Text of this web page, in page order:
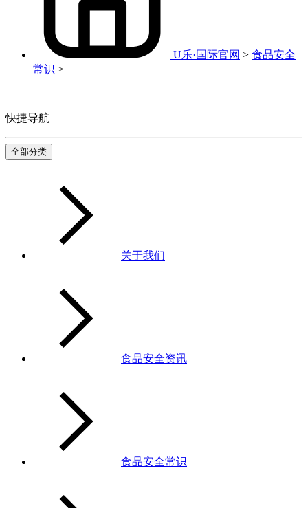
U乐·国际官网 > 食品安全
常识 >
快捷导航
全部分类
关于我们
食品安全资讯
食品安全常识